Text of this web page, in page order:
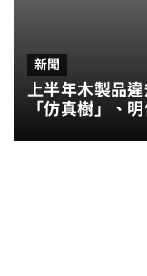
新聞
上半年木製品
「仿真樹」、